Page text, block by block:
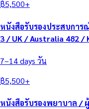
฿5,500+
หนังสือรับรองประสบการ
3 / UK / Australia 482 /
7–14 days วัน
฿5,500+
หนังสือรับรองพยาบาล /